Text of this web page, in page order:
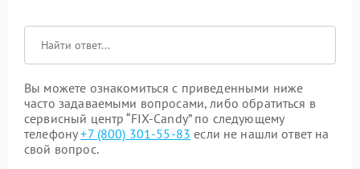
Вы можете ознакомиться с приведенными ниже
часто задаваемыми вопросами, либо обратиться в
сервисный центр “FIX-Candy” по следующему
телефону+7 (800) 301-55-83 если не нашли ответ на
свой вопрос.